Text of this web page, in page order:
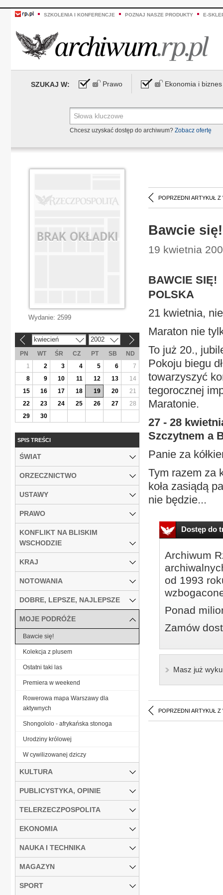
SZKOLENIA I KONFERENCJE POZNAJ NASZE PRODUKTY E-
SZUKAJ W: Prawo Ekonomia i biznes
Chcesz uzyskać dostęp do archiwum? Zobacz ofertę
POPRZEDNI ARTYKUŁ Z
Bawcie się!
19 kwietnia
BAWCIE SIĘ!
POLSKA
21 kwietnia,
Maraton nie
To już 20.,
Pokoju biegu
towarzyszyć
tegorocznej
Maratonie.
27 - 28
Szczytnem a
Panie za
Tym razem za
koła zasiądą
nie będzie...
Dostęp do
Archiwum
od 1993
Ponad
Zamów
Masz już
POPRZEDNI ARTYKUŁ Z
Wydanie: 2599
kwiecień 2002
PN WT ŚR CZ PT SB
ND
1
2 3 4 5 6
7
8
9 10 11 12 13
14
15
16 17 18 19 20
21
22
23 24 25 26 27
28
29
30
SPIS TREŚCI
ŚWIAT
ORZECZNICTWO
USTAWY
PRAWO
KONFLIKT NA BLISKIM
WSCHODZIE
KRAJ
NOTOWANIA
DOBRE, LEPSZE, NAJLEPSZE
MOJE PODRÓŻE
Bawcie się!
Kolekcja z plusem
Ostatni taki las
Premiera w weekend
Rowerowa mapa Warszawy dla
aktywnych
Shongololo - afrykańska stonoga
Urodziny królowej
W cywilizowanej dziczy
KULTURA
PUBLICYSTYKA, OPINIE
TELERZECZPOSPOLITA
EKONOMIA
NAUKA I TECHNIKA
MAGAZYN
SPORT